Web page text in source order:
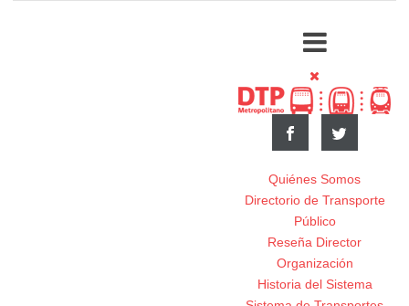
Quiénes Somos
Directorio de Transporte
Público
Reseña Director
Organización
Historia del Sistema